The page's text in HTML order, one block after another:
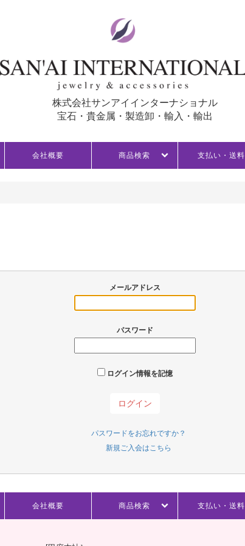
株式会社サンアイインターナショナル
宝石・貴金属・製造卸・輸入・輸出
会社概要 商品検索 支払い・送料
メールアドレス
パスワード
ログイン情報を記憶
パスワードをお忘れですか？
新規ご入会はこちら
会社概要 商品検索 支払い・送料